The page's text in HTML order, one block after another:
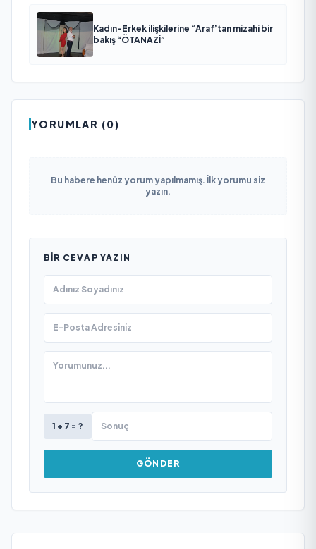
Kadın-Erkek ilişkilerine “Araf’tan mizahi bir
bakış “ÖTANAZİ”
YORUMLAR (0)
Bu habere henüz yorum yapılmamış. İlk yorumu siz
yazın.
BIR CEVAP YAZIN
1 + 7 = ?
GÖNDER